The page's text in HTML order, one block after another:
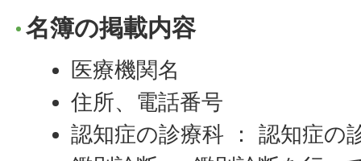
名簿の掲載内容
医療機関名
住所、電話番号
認知症の診療科 ： 認知症の